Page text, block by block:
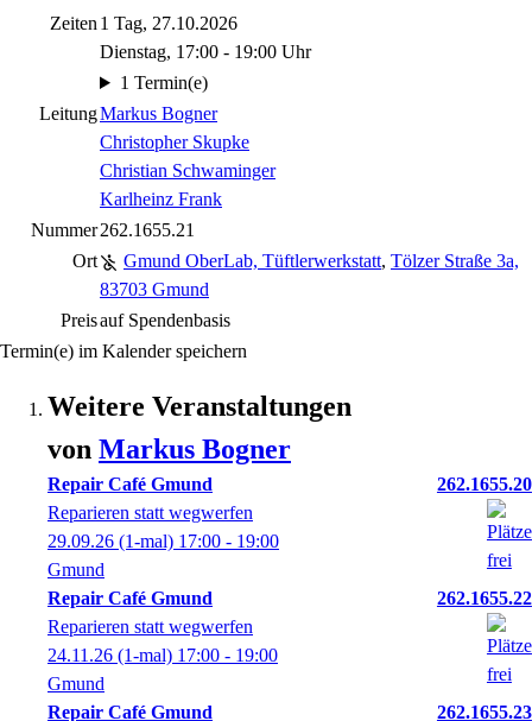
Zeiten 1 Tag, 27.10.2026
Dienstag, 17:00 - 19:00 Uhr
1 Termin(e)
LeitungMarkus Bogner
Christopher Skupke
Christian Schwaminger
Karlheinz Frank
Nummer262.1655.21
Ort
Gmund OberLab, Tüftlerwerkstatt, Tölzer Straße 3a,
83703 Gmund
Preisauf Spendenbasis
Termin(e) im Kalender speichern
Weitere Veranstaltungen
von Markus Bogner
Repair Café Gmund
262.1655.20
Reparieren statt wegwerfen
29.09.26 (1-mal) 17:00 - 19:00
Gmund
Repair Café Gmund
262.1655.22
Reparieren statt wegwerfen
24.11.26 (1-mal) 17:00 - 19:00
Gmund
Repair Café Gmund
262.1655.23